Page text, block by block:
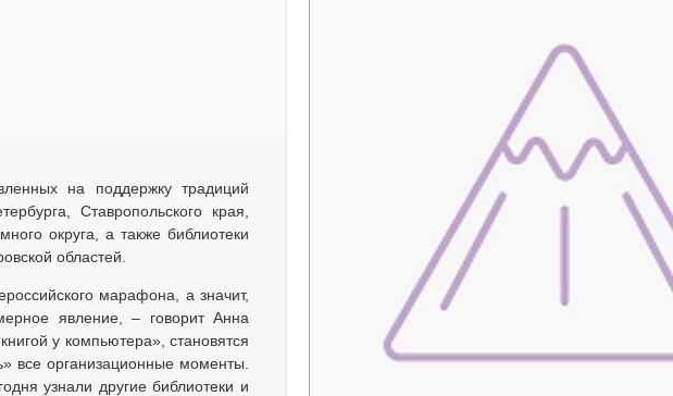
на поддержку традиций
Ставропольского края,
округа, а также библиотеки
областей.
марафона, а значит,
явление, – говорит Анна
у компьютера», становятся
все организационные моменты.
узнали другие библиотеки и